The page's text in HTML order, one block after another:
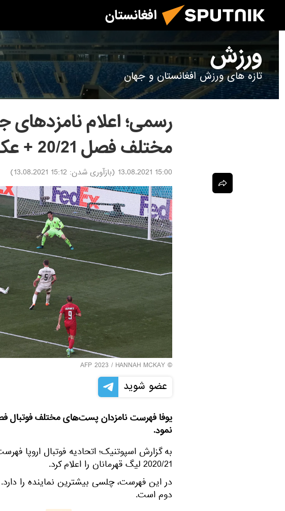
افغانستان
ورزش
تازه های ورزش افغانستان و جهان
رسمی؛ اعلام
مختلف فصل 20/21 + عکس
15:00 13.08.2021 (بازآوری شدن: 15:12 13.08.2021
)
© AFP 2023 / HANNAH MCKAY
عضو شوید
نمود.
به گزارش اسپوتنیک؛ اتحادیه فوتبال اروپا
2020/21 لیگ قهرمانان را اعلام کرد.
دوم است.